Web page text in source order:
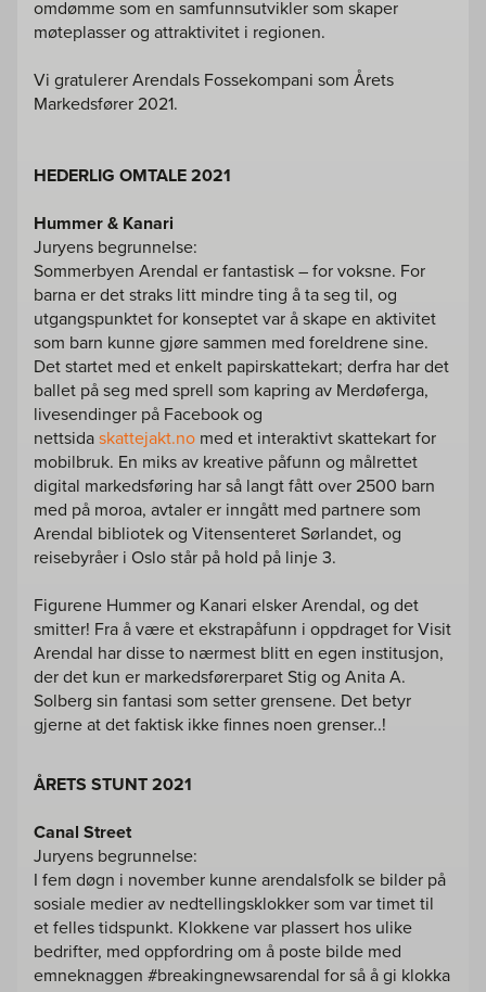
omdømme som en samfunnsutvikler som skaper
møteplasser og attraktivitet i regionen.
Vi gratulerer Arendals Fossekompani som Årets
Markedsfører 2021.
HEDERLIG OMTALE 2021
Hummer & Kanari
Juryens begrunnelse:
Sommerbyen Arendal er fantastisk – for voksne. For
barna er det straks litt mindre ting å ta seg til, og
utgangspunktet for konseptet var å skape en aktivitet
som barn kunne gjøre sammen med foreldrene sine.
Det startet med et enkelt papirskattekart; derfra har det
ballet på seg med sprell som kapring av Merdøferga,
livesendinger på Facebook og
nettsida skattejakt.no med et interaktivt skattekart for
mobilbruk. En miks av kreative påfunn og målrettet
digital markedsføring har så langt fått over 2500 barn
med på moroa, avtaler er inngått med partnere som
Arendal bibliotek og Vitensenteret Sørlandet, og
reisebyråer i Oslo står på hold på linje 3.
Figurene Hummer og Kanari elsker Arendal, og det
smitter! Fra å være et ekstrapåfunn i oppdraget for Visit
Arendal har disse to nærmest blitt en egen institusjon,
der det kun er markedsførerparet Stig og Anita A.
Solberg sin fantasi som setter grensene. Det betyr
gjerne at det faktisk ikke finnes noen grenser..!
ÅRETS STUNT 2021
Canal Street
Juryens begrunnelse:
I fem døgn i november kunne arendalsfolk se bilder på
sosiale medier av nedtellingsklokker som var timet til
et felles tidspunkt. Klokkene var plassert hos ulike
bedrifter, med oppfordring om å poste bilde med
emneknaggen #breakingnewsarendal for så å gi klokka